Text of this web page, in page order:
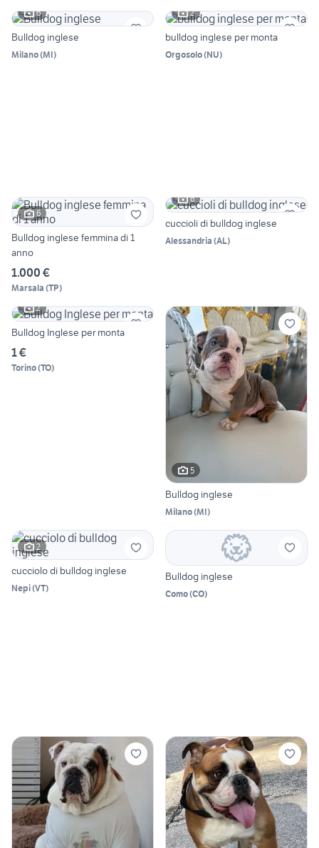
6
Bulldog inglese
Milano(MI)
2
bulldog inglese per monta
Orgosolo(NU)
6
Bulldog inglese femmina di 1
anno
1.000 €
Marsala (TP)
6
cuccioli di bulldog inglese
Alessandria (AL)
2
Bulldog Inglese per monta
1 €
Torino(TO)
5
Bulldog inglese
Milano(MI)
2
cucciolo di bulldog inglese
Nepi(VT)
Bulldog inglese
Como(CO)